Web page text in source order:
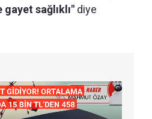
sağlıklı" diye